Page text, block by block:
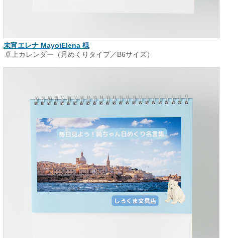
未宵エレナ MayoiElena 様
卓上カレンダー（月めくりタイプ／B6サイズ）